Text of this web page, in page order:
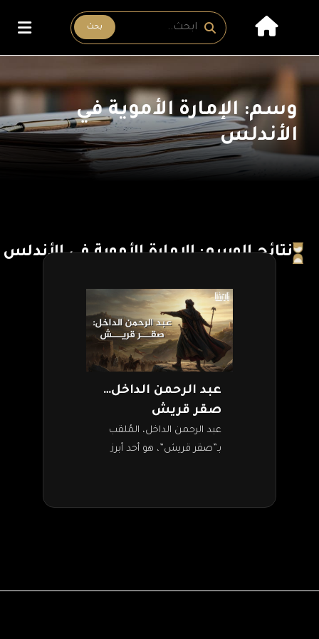
بحث
وسم: الإمارة الأموية في
الأندلس
نتائج الوسم: الإمارة الأموية في الأندلس
عبد الرحمن الداخل…
صقر قريش
عبد الرحمن الداخل، المُلقب
بـ”صقر قريش”، هو أحد أبرز
تأسيس دولة أموية مستقلة